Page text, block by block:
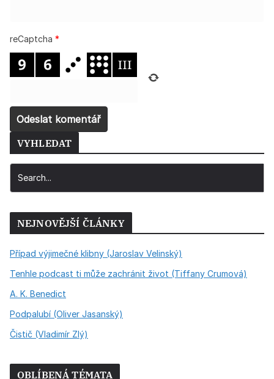
reCaptcha *
VYHLEDAT
NEJNOVĚJŠÍ ČLÁNKY
Případ výjimečné klibny (Jaroslav Velinský)
Tenhle podcast ti může zachránit život (Tiffany Crumová)
A. K. Benedict
Podpalubí (Oliver Jasanský)
Čistič (Vladimír Zlý)
OBLÍBENÁ TÉMATA